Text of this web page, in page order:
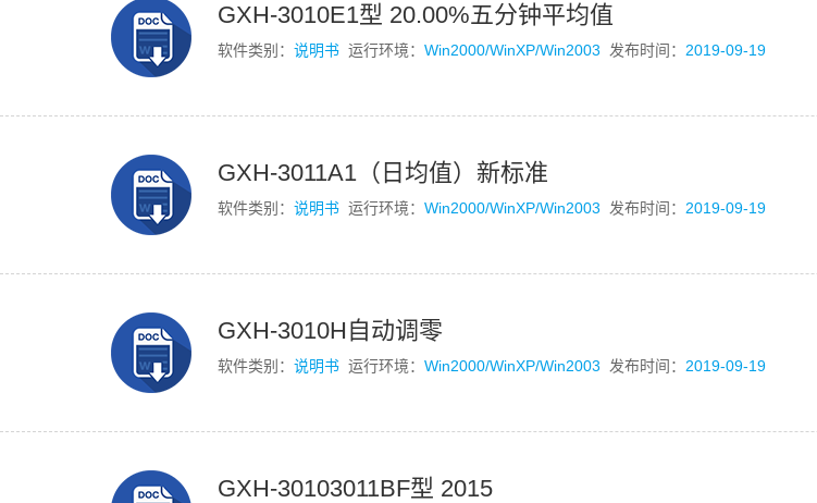
GXH-3010E1型 20.00%五分钟平均值
软件类别： 说明书 运行环境： Win2000/WinXP/Win2003 发布时间： 2019-09-19
GXH-3011A1（日均值）新标准
软件类别： 说明书 运行环境： Win2000/WinXP/Win2003 发布时间： 2019-09-19
GXH-3010H自动调零
软件类别： 说明书 运行环境： Win2000/WinXP/Win2003 发布时间： 2019-09-19
GXH-30103011BF型 2015